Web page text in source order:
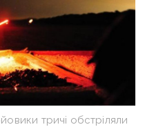
тричі обстріляли